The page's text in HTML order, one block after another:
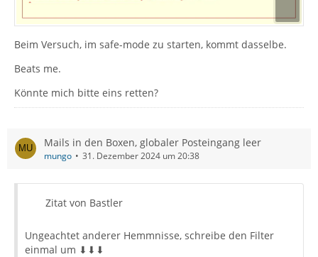
Beim Versuch, im safe-mode zu starten, kommt dasselbe.
Beats me.
Könnte mich bitte eins retten?
Mails in den Boxen, globaler Posteingang leer
mungo 31. Dezember 2024 um 20:38
Zitat von Bastler
Ungeachtet anderer Hemmnisse, schreibe den Filter
einmal um ⬇⬇⬇